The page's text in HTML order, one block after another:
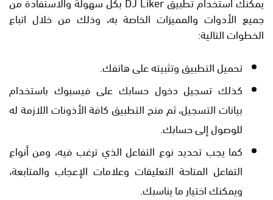
جميع الأدوات والمميزات الخاصة به، وذلك من خلال اتباع
الخطوات التالية:
تحميل التطبيق وتثبيته على هاتفك.
كذلك تسجيل دخول حسابك على فيسبوك باستخدام
بيانات التسجيل، ثم منح التطبيق كافة الأذونات اللازمة له
للوصول إلى حسابك.
كما يجب تحديد نوع التفاعل الذي ترغب فيه، ومن أنواع
التفاعل المتاحة التعليقات وعلامات الإعجاب والمتابعة،
ويمكنك اختيار ما يناسبك.